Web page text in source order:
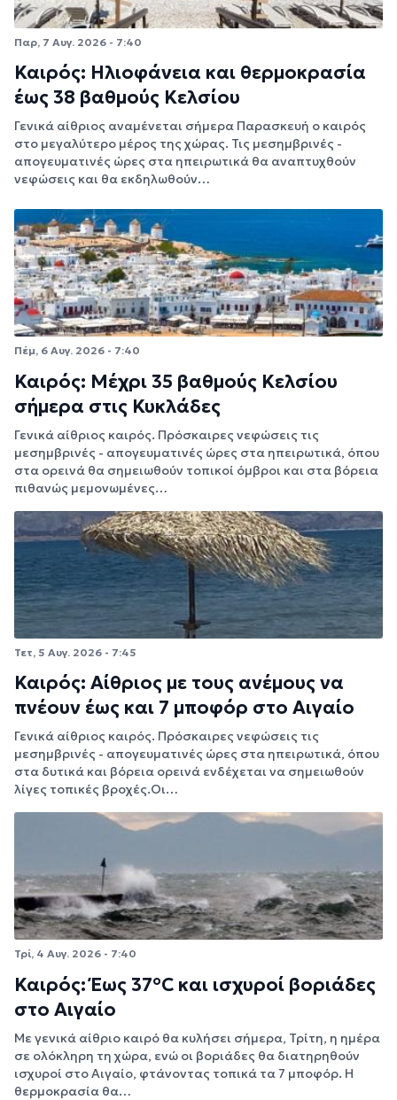
Παρ, 7 Αυγ. 2026 - 7:40
Καιρός: Ηλιοφάνεια και θερμοκρασία
έως 38 βαθμούς Κελσίου
Γενικά αίθριος αναμένεται σήμερα Παρασκευή ο καιρός
στο μεγαλύτερο μέρος της χώρας. Τις μεσημβρινές -
απογευματινές ώρες στα ηπειρωτικά θα αναπτυχθούν
νεφώσεις και θα εκδηλωθούν…
Πέμ, 6 Αυγ. 2026 - 7:40
Καιρός: Μέχρι 35 βαθμούς Κελσίου
σήμερα στις Κυκλάδες
Γενικά αίθριος καιρός. Πρόσκαιρες νεφώσεις τις
μεσημβρινές - απογευματινές ώρες στα ηπειρωτικά, όπου
στα ορεινά θα σημειωθούν τοπικοί όμβροι και στα βόρεια
πιθανώς μεμονωμένες…
Τετ, 5 Αυγ. 2026 - 7:45
Καιρός: Αίθριος με τους ανέμους να
πνέουν έως και 7 μποφόρ στο Αιγαίο
Γενικά αίθριος καιρός. Πρόσκαιρες νεφώσεις τις
μεσημβρινές - απογευματινές ώρες στα ηπειρωτικά, όπου
στα δυτικά και βόρεια ορεινά ενδέχεται να σημειωθούν
λίγες τοπικές βροχές.Οι…
Τρί, 4 Αυγ. 2026 - 7:40
Καιρός: Έως 37°C και ισχυροί βοριάδες
στο Αιγαίο
Με γενικά αίθριο καιρό θα κυλήσει σήμερα, Τρίτη, η ημέρα
σε ολόκληρη τη χώρα, ενώ οι βοριάδες θα διατηρηθούν
ισχυροί στο Αιγαίο, φτάνοντας τοπικά τα 7 μποφόρ. Η
θερμοκρασία θα…